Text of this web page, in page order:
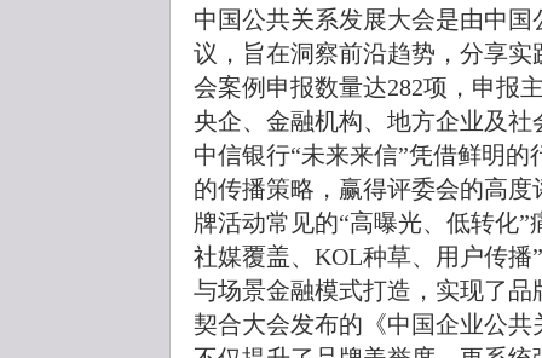
中国公共关系发展大会是由中
议，旨在洞察前沿趋势，分享
会案例申报数量达282项，申报
央企、金融机构、地方企业及社
中信银行“未来来信”凭借鲜明
的传播策略，赢得评委会的高
牌活动常见的“高曝光、低转化
社媒覆盖、KOL种草、用户传
与场景金融模式打造，实现了
契合大会发布的《中国企业公